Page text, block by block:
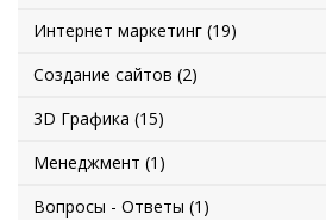
Интернет маркетинг (19)
Создание сайтов (2)
3D Графика (15)
Менеджмент (1)
Вопросы - Ответы (1)